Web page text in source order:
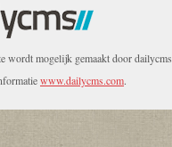
wordt mogelijk gemaakt door dailycms,
www.dailycms.com.